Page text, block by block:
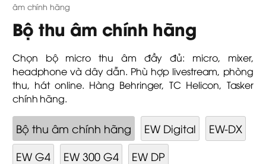
âm chính hãng
Bộ thu âm chính hãng
Chọn bộ micro thu âm đầy đủ: micro, mixer,
headphone và dây dẫn. Phù hợp livestream, phòng
thu, hát online. Hàng Behringer, TC Helicon, Tasker
chính hãng.
Bộ thu âm chính hãng EW Digital
EW-DX
EW G4
EW 300 G4
EW DP